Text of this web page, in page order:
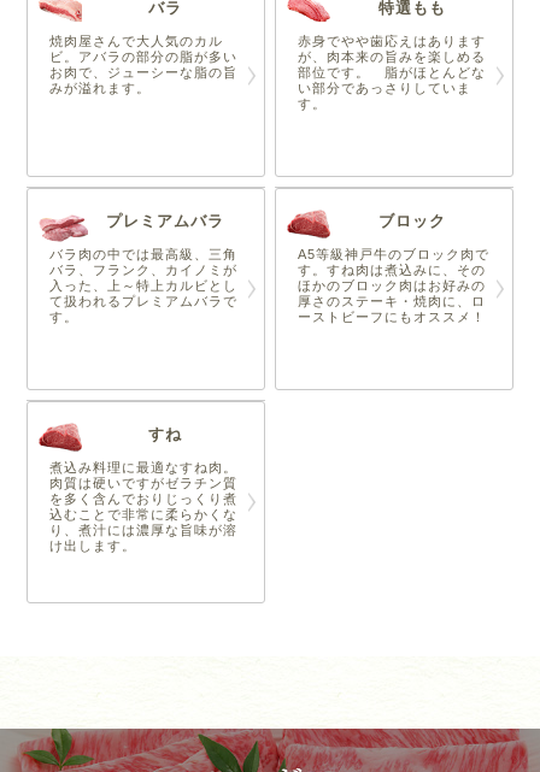
バラ
焼肉屋さんで大人気のカル
ビ。アバラの部分の脂が多い
お肉で、ジューシーな脂の旨
みが溢れます。
特選もも
赤身でやや歯応えはあります
が、肉本来の旨みを楽しめる
部位です。 脂がほとんどな
い部分であっさりしていま
す。
プレミアムバラ
バラ肉の中では最高級、三角
バラ、フランク、カイノミが
入った、上～特上カルビとし
て扱われるプレミアムバラで
す。
ブロック
A5等級神戸牛のブロック肉で
す。すね肉は煮込みに、その
ほかのブロック肉はお好みの
厚さのステーキ・焼肉に、ロ
ーストビーフにもオススメ！
すね
煮込み料理に最適なすね肉。
肉質は硬いですがゼラチン質
を多く含んでおりじっくり煮
込むことで非常に柔らかくな
り、煮汁には濃厚な旨味が溶
け出します。